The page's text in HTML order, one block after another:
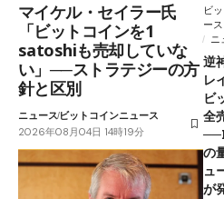
マイケル・セイラー氏
「ビットコインを1
satoshiも売却していな
い」──ストラテジーの方
針と区別
ニュースビットコインニュース
2026年08月04日 14時19分
ビ
ース
ニ
逆
レ
ビ
全
の
ュ
が